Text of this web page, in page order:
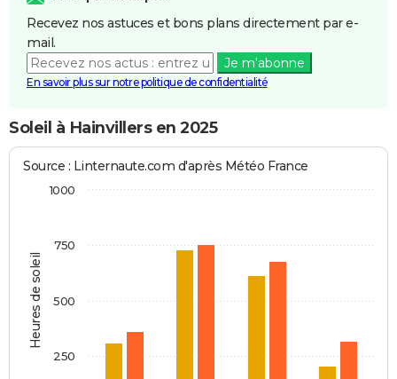
Recevez nos astuces et bons plans directement par e-
mail.
Je m'abonne
En savoir plus sur notre politique de confidentialité
Soleil à Hainvillers en 2025
Heures de soleil
Source : Linternaute.com d'après Météo France
250
500
750
1000